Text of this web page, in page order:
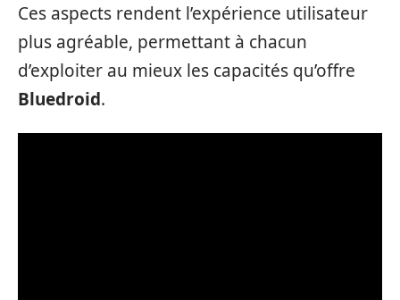
Ces aspects rendent l’expérience utilisateur
plus agréable, permettant à chacun
d’exploiter au mieux les capacités qu’offre
Bluedroid.